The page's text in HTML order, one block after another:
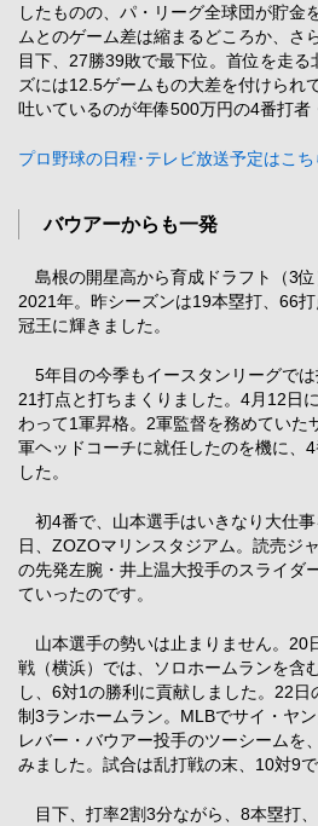
したものの、パ・リーグ全球団が貯金
ムとのゲーム差は縮まるどころか、さ
目下、27勝39敗で最下位。首位を走
ズには12.5ゲームもの大差を付けられ
吐いているのが年俸500万円の4番打者
プロ野球の日程･テレビ放送予定はこち
バウアーからも一発
島根の開星高から育成ドラフト（3
2021年。昨シーズンは19本塁打、66
冠王に輝きました。
5年目の今季もイースタンリーグでは
21打点と打ちまくりました。4月12日
わって1軍昇格。2軍監督を務めていた
軍ヘッドコーチに就任したのを機に、
した。
初4番で、山本選手はいきなり大仕
日、ZOZOマリンスタジアム。読売ジ
の先発左腕・井上温大投手のスライダ
ていったのです。
山本選手の勢いは止まりません。20
戦（横浜）では、ソロホームランを含
し、6対1の勝利に貢献しました。22
制3ランホームラン。MLBでサイ・ヤ
レバー・バウアー投手のツーシームを
みました。試合は乱打戦の末、10対9
目下、打率2割3分ながら、8本塁打